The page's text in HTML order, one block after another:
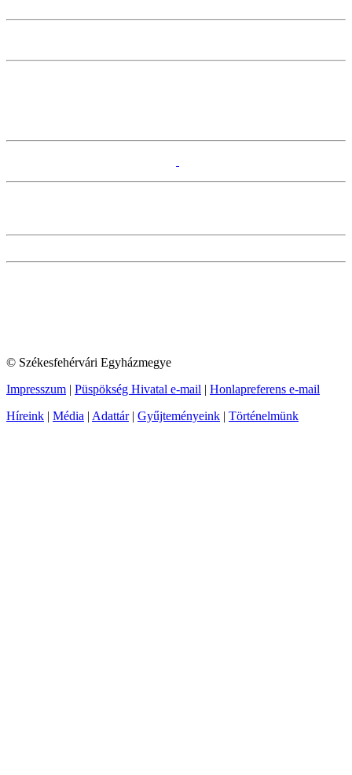
© Székesfehérvári Egyházmegye
Impresszum | Püspökség Hivatal e-mail | Honlapreferens e-mail
Híreink | Média | Adattár| Gyűjteményeink | Történelmünk